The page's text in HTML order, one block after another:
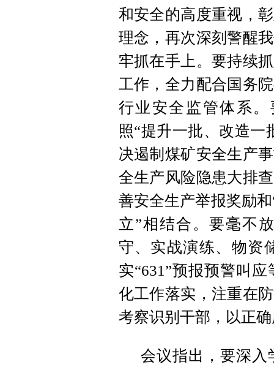
和安全的高度重视，
理念，再次深刻警醒
牢抓在手上。要持续
工作，全力配合国务
行业安全监管体系
照“提升一批、改造一
决遏制煤矿安全生产
全生产风险隐患大排
善安全生产举报奖励
立”相结合。要毫不
守、实战演练、物资
实“631”预报预警叫
化工作落实，注重在
考察识别干部，以正
会议指出，要深入